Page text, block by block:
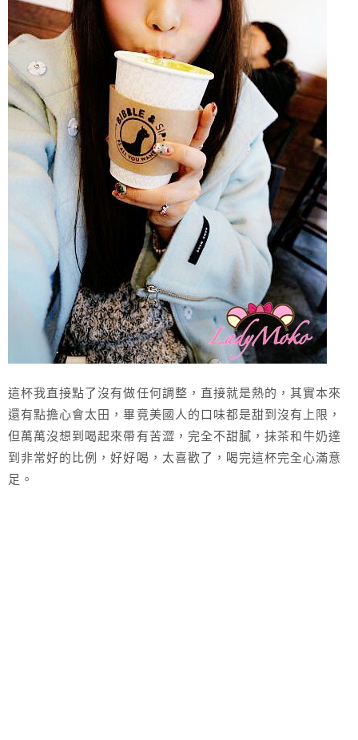
這杯我直接點了沒有做任何調整，直接就是熱的，其實本來
還有點擔心會太田，畢竟美國人的口味都是甜到沒有上限，
但萬萬沒想到喝起來帶有苦澀，完全不甜膩，抹茶和牛奶達
到非常好的比例，好好喝，太喜歡了，喝完這杯完全心滿意
足。